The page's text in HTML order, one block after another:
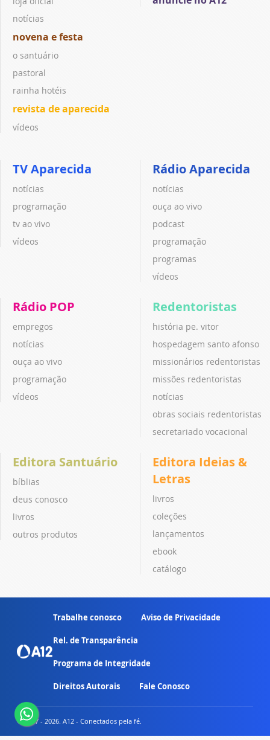
notícias
novena e festa
o santuário
pastoral
rainha hotéis
revista de aparecida
vídeos
TV Aparecida
notícias
programação
tv ao vivo
vídeos
Rádio Aparecida
notícias
ouça ao vivo
podcast
programação
programas
vídeos
Rádio POP
empregos
notícias
ouça ao vivo
programação
vídeos
Redentoristas
história pe. vitor
hospedagem santo afonso
missionários redentoristas
missões redentoristas
notícias
obras sociais redentoristas
secretariado vocacional
Editora Santuário
bíblias
deus conosco
livros
outros produtos
Editora Ideias &
Letras
livros
coleções
lançamentos
ebook
catálogo
Trabalhe conosco Aviso de Privacidade
Rel. de Transparência
Programa de Integridade
Direitos Autorais Fale Conosco
© 2007 - 2026. A12 - Conectados pela fé.